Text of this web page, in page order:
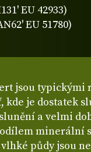
EU 42933)
EU 51780)
jsou
kde je dostatek
a velmi
minerální
půdy jsou